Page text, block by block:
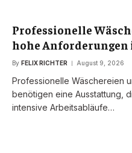
Professionelle
hohe Anforderungen
By FELIX RICHTER August 9, 2026
Professionelle Wäschereien
benötigen eine Ausstattung,
intensive Arbeitsabläufe…